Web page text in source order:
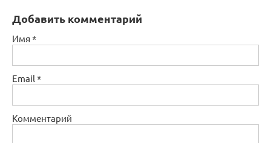
Добавить комментарий
Имя *
Email *
Комментарий